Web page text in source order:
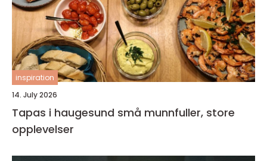
inspiration
14. July 2026
Tapas i haugesund små munnfuller, store
opplevelser